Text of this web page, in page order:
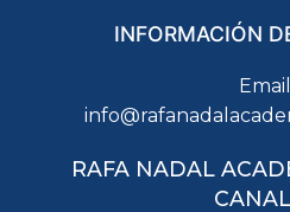
INFORMACIÓN
RAFA NADAL